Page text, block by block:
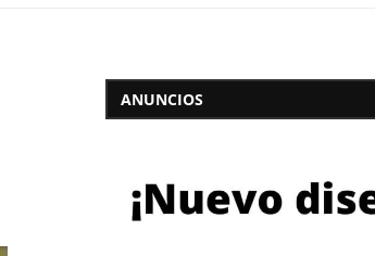
ANUNCIOS